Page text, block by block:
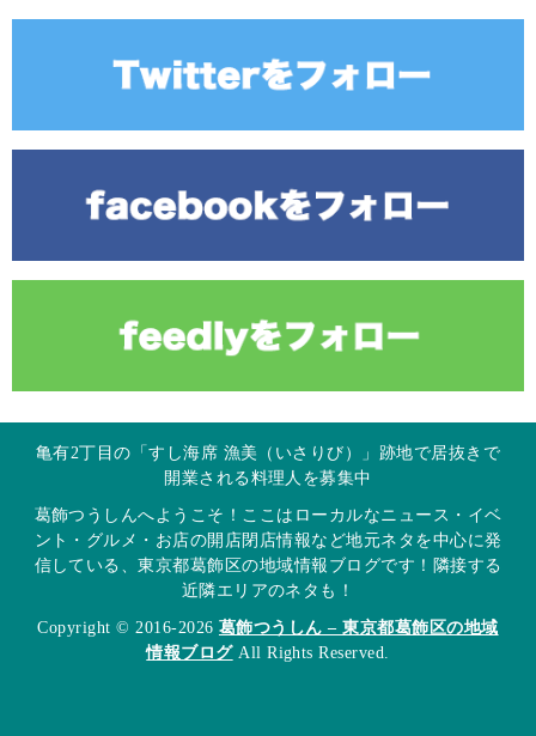
亀有2丁目の「すし海席 漁美（いさりび）」跡地で居抜きで
開業される料理人を募集中
葛飾つうしんへようこそ！ここはローカルなニュース・イベ
ント・グルメ・お店の開店閉店情報など地元ネタを中心に発
信している、東京都葛飾区の地域情報ブログです！隣接する
近隣エリアのネタも！
Copyright © 2016-2026 葛飾つうしん – 東京都葛飾区の地域
情報ブログAll Rights Reserved.